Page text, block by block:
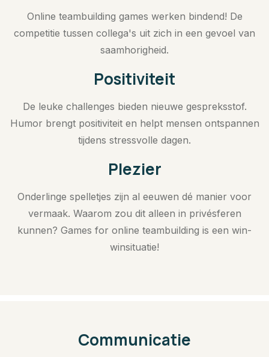
Online teambuilding games werken bindend! De
competitie tussen collega's uit zich in een gevoel van
saamhorigheid.
Positiviteit
De leuke challenges bieden nieuwe gespreksstof.
Humor brengt positiviteit en helpt mensen ontspannen
tijdens stressvolle dagen.
Plezier
Onderlinge spelletjes zijn al eeuwen dé manier voor
vermaak. Waarom zou dit alleen in privésferen
kunnen? Games for online teambuilding is een win-
winsituatie!
Communicatie